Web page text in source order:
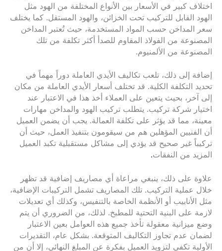
اختلاف كبير في الأسعار بين الأنواع المختلفة من الهود مثل
الهود القابل للتركيب تحت الخزائن، والهود المستقل. كما يختلف
سعر المداخن حسب المواد المستخدمة، حيث تُعتبر المداخن
المصنوعة من الفولاذ المقاوم للصدأ أكثر تكلفة من تلك
المصنوعة من الألمنيوم.
إضافة إلى ذلك، تلعب تكاليف الأيدي العاملة دوراً مهماً في
تحديد التكلفة الكلية. قد تختلف أسعار الأيدي العاملة من مكان
إلى آخر، بحيث يتعين على العملاء أخذ هذا في الاعتبار عند
اختيار شركة تركيب. يتطلب تركيب الهود والمداخن مهارات
معينة، مما قد يؤثر على تكلفة العمالة. يجب أن يضمن العميل
أن الفنيين المؤهلين هم من سيقومون بتنفيذ العمل، حيث أن
تركيباً غير صحيح قد يؤدي إلى مشاكل مستقبلية تكبد العميل
المزيد من النفقات.
علاوة على ذلك، ينبغي مراعاة أي مصاريف إضافية قد تظهر
خلال عملية التركيب. تلك المصاريف تشمل التركيبات الإضافية،
مثل الأنابيب أو الأنظمة الخاصة بالتنفيس، وكذلك أي تعديلات
لازمة على البنية التحتية للمطبخ. لذلك، من الضروري أن يتم
وضع ميزانية معقولة تأخذ جميع هذه العوامل بعين الاعتبار
لضمان عدم تجاوز التكاليف المتوقعة. بشكل عام، التقديرات
الأولية تكفي لتزويد العميل بفكرة عن المبلغ النهائي، إلا أن من